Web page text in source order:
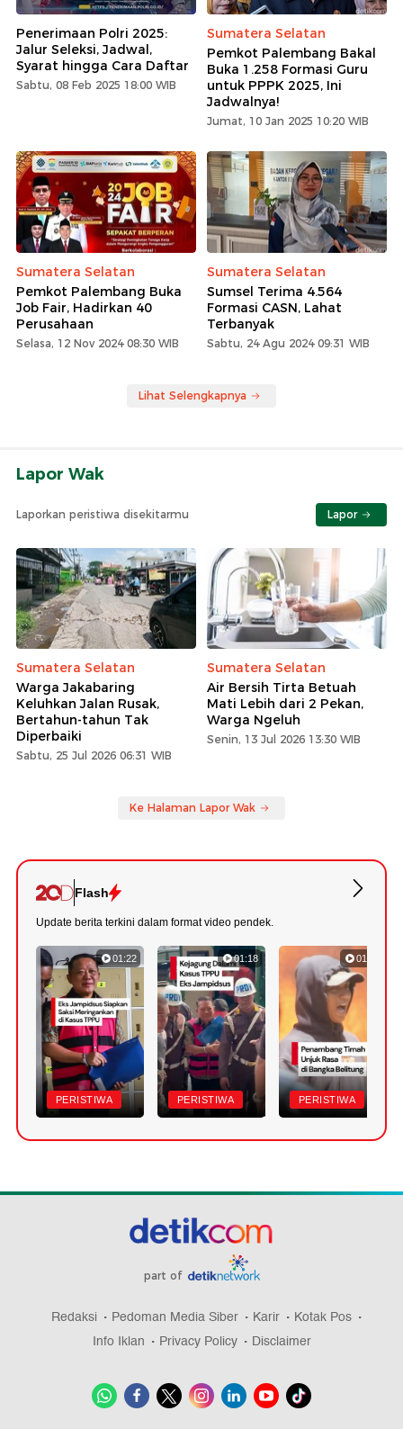
Penerimaan Polri 2025:
Jalur Seleksi, Jadwal,
Syarat hingga Cara Daftar
Sabtu, 08 Feb 2025 18:00 WIB
Sumatera Selatan
Pemkot Palembang Bakal
Buka 1.258 Formasi Guru
untuk PPPK 2025, Ini
Jadwalnya!
Jumat, 10 Jan 2025 10:20 WIB
Sumatera Selatan
Pemkot Palembang Buka
Job Fair, Hadirkan 40
Perusahaan
Selasa, 12 Nov 2024 08:30 WIB
Sumatera Selatan
Sumsel Terima 4.564
Formasi CASN, Lahat
Terbanyak
Sabtu, 24 Agu 2024 09:31 WIB
Lihat Selengkapnya
Lapor Wak
Laporkan peristiwa disekitarmu Lapor
Sumatera Selatan
Warga Jakabaring
Keluhkan Jalan Rusak,
Bertahun-tahun Tak
Diperbaiki
Sabtu, 25 Jul 2026 06:31 WIB
Sumatera Selatan
Air Bersih Tirta Betuah
Mati Lebih dari 2 Pekan,
Warga Ngeluh
Senin, 13 Jul 2026 13:30 WIB
Ke Halaman Lapor Wak
Flash
Update berita terkini dalam format video pendek.
01:22
PERISTIWA
01:18
PERISTIWA
01:11
PERISTIWA
part of
Redaksi Pedoman Media Siber Karir
Kotak Pos
Info Iklan
Privacy Policy Disclaimer